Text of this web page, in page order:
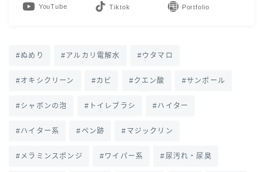
YouTube LINE Contact
ぬめり アルカリ電解水 ウタマロ
オキシクリーン カビ クエン酸 サンポール
シャボンの泡 トイレブラシ ハイター
ハイター系 ペン跡 マジックリン
メラミンスポンジ ワイパー系 尿汚れ・尿臭